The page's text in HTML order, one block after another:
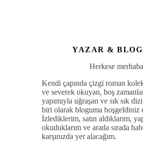
YAZAR &
Herkese
Kendi çapında çizgi roman
ve severek okuyan, boş
yapımıyla uğraşan ve sık sık
biri olarak bloguma hoşgeldiniz
İzlediklerim, satın aldıklarım,
okuduklarım ve arada sırada
karşınızda yer alacağım.